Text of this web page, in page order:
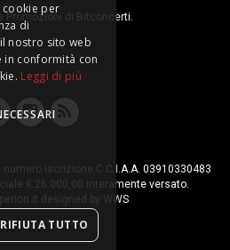
Promozioni di Bitconcerti.
numero iscrizione C.C.I.A.A. 03910330483
€ 26.000,00 interamente versato.
designed by WWS
cookie per
di
nostro sito web
in conformità con
Leggi di più
RIFIUTA TUTTO